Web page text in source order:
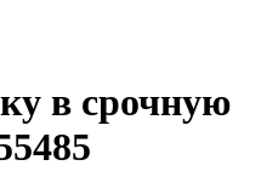
в срочную